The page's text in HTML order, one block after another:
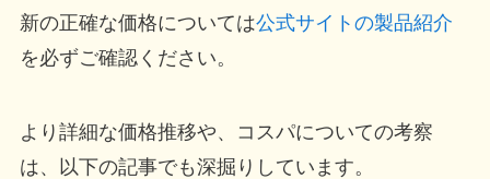
新の正確な価格については公式サイトの製品紹介
を必ずご確認ください。
より詳細な価格推移や、コスパについての考察
は、以下の記事でも深掘りしています。